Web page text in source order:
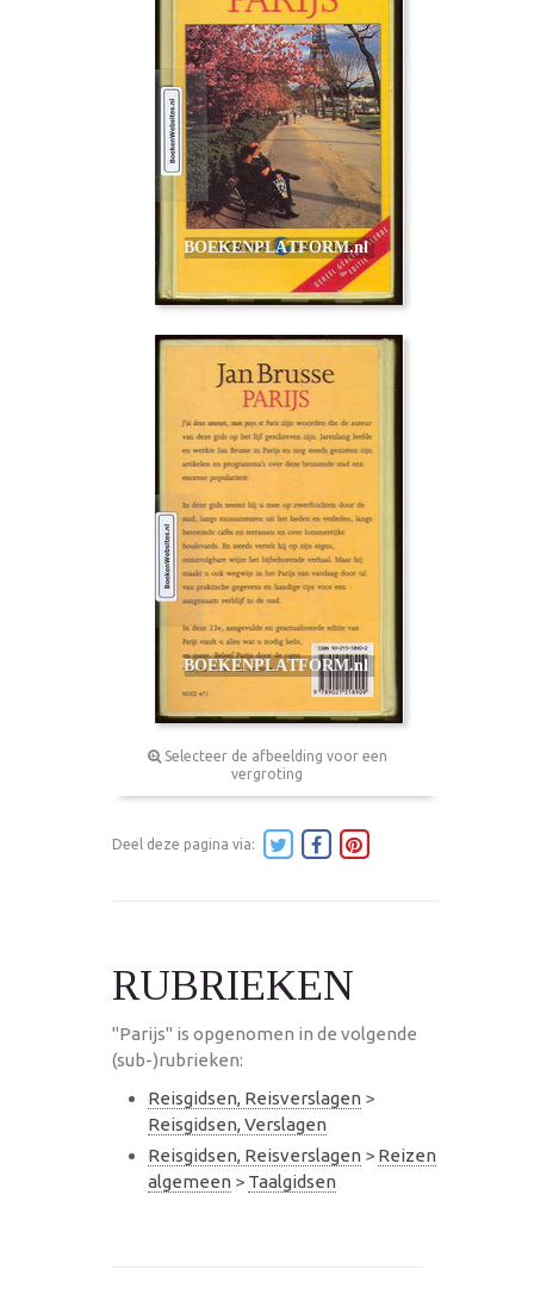
Selecteer de afbeelding voor een
vergroting
Deel deze pagina via:
RUBRIEKEN
"Parijs" is opgenomen in de volgende
(sub-)rubrieken:
Reisgidsen, Reisverslagen >
Reisgidsen, Verslagen
Reisgidsen, Reisverslagen > Reizen
algemeen > Taalgidsen